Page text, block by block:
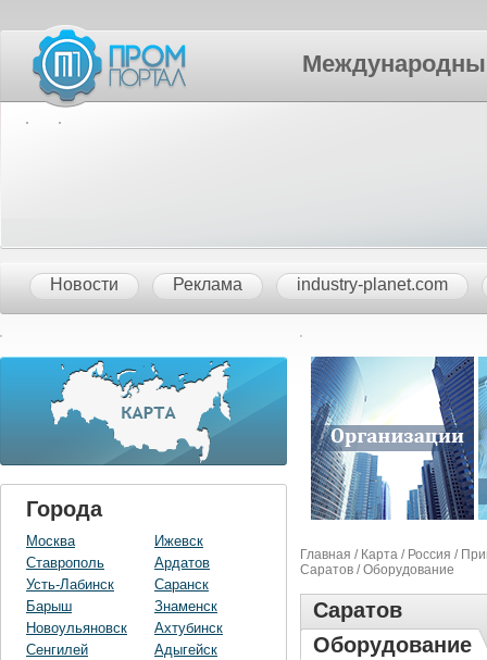
Международный
Новости Реклама industry-planet.com
Города
Москва
Ставрополь
Усть-Лабинск
Барыш
Новоульяновск
Сенгилей
Ижевск
Ардатов
Саранск
Знаменск
Ахтубинск
Адыгейск
Главная / Карта / Россия /
Саратов / Оборудование
Саратов
Оборудование